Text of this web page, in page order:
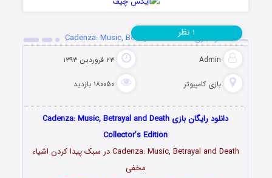
دانلود بازی Cadenza: Music, Betrayal and Death
Admin ۲۳ فروردین ۱۳۹۳
بازی کامپیوتر ۱۸۰۰۵۰ بازدید
۱ نظر
دانلود رایگان بازی Cadenza: Music, Betrayal and Death
Collector’s Edition
Cadenza: Music, Betrayal and Death در سبک پیدا کردن اشیاء
مخفی